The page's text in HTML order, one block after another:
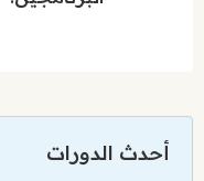
أحدث الدورات